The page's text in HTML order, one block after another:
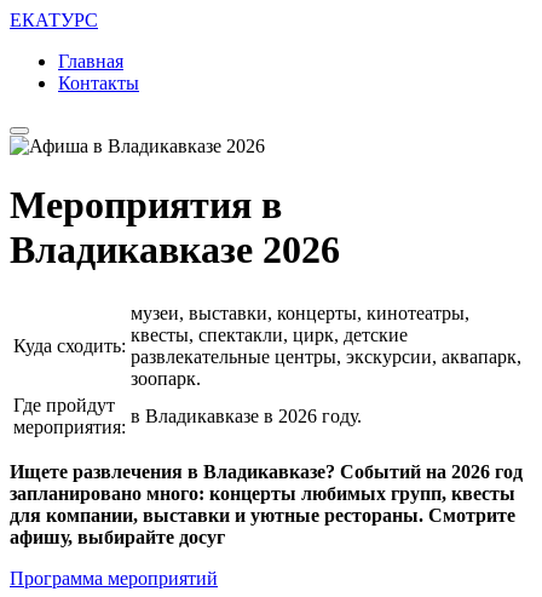
ЕКАТУРС
Главная
Контакты
Мероприятия в
Владикавказе 2026
Куда сходить:
музеи, выставки, концерты, кинотеатры,
квесты, спектакли, цирк, детские
развлекательные центры, экскурсии, аквапарк,
зоопарк.
Где пройдут
мероприятия:
в Владикавказе в 2026 году.
Ищете развлечения в Владикавказе? Событий на 2026 год
запланировано много: концерты любимых групп, квесты
для компании, выставки и уютные рестораны. Смотрите
афишу, выбирайте досуг
Программа мероприятий